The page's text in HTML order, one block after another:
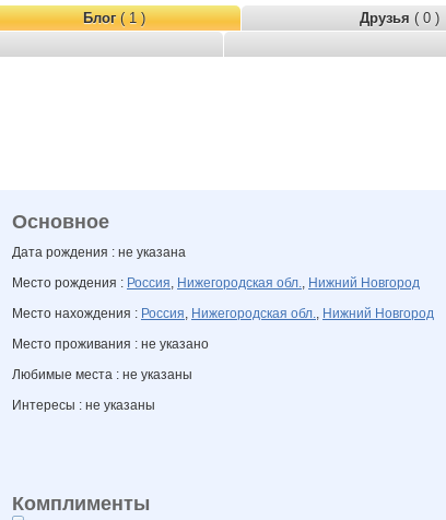
Блог( 1 ) Друзья ( 0 )
Основное
Дата рождения : не указана
Место рождения : Россия, Нижегородская обл., Нижний Новгород
Место нахождения : Россия, Нижегородская обл., Нижний Новгород
Место проживания : не указано
Любимые места : не указаны
Интересы : не указаны
Комплименты